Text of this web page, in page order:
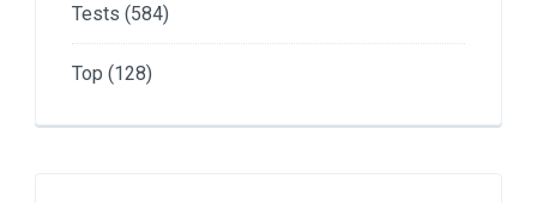
Tests (584)
Top (128)